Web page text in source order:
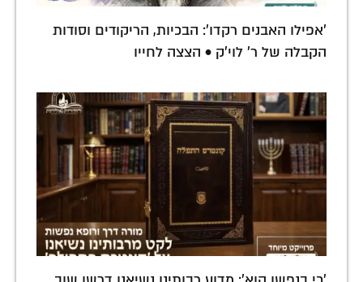
'אפילו האבנים רקדו': הבכיות, הריקודים וסודות
הקבלה של ר' לוי'ק • הצצה לחייו